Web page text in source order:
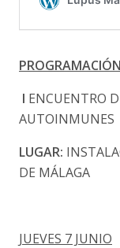
PROGRAMACIÓN
I ENCUENTRO
AUTOINMUNES
LUGAR:
DE MÁLAGA
JUEVES 7 JUNIO